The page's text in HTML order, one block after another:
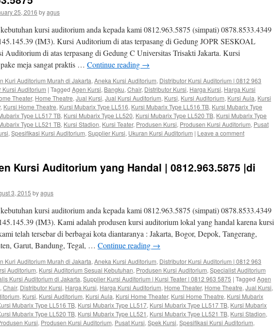
25, 2016 byagus
kursi auditorium anda kepada kami 0812.963.5875 (simpati) 0878.8533.4349
(IM3). Kursi Auditorium di atas terpasang di Gedung JOPR SESKOAL
Auditorium di atas terpasang di Gedung C Universitas Trisakti Jakarta. Kursi
meja sangat praktis … Continue reading →
Kuri Auditorium Murah di Jakarta, Aneka Kursi Auditorium, Distributor Kursi Auditorium | 0812 963
Kursi Auditorium | Tagged Agen Kursi, Bangku, Chair, Distributor Kursi, Harga Kursi, Harga Kursi
Theater, Home Theatre, Jual Kursi, Jual Kursi Auditorium, Kursi, Kursi Auditorium, Kursi Aula, Kursi
, Kursi Home Theatre, Kursi Mubarix Type LL516, Kursi Mubarix Type LL516 TB, Kursi Mubarix Type
Type LL517 TB, Kursi Mubarix Type LL520, Kursi Mubarix Type LL520 TB, Kursi Mubarix Type
Type LL521 TB, Kursi Stadion, Kursi Teater, Produsen Kursi, Produsen Kursi Auditorium, Pusat
, Spesifikasi Kursi Auditorium, Supplier Kursi, Ukuran Kursi Auditorium | Leave a comment
Kursi Auditorium yang Handal | 0812.963.5875 |di
3, 2015 byagus
kursi auditorium anda kepada kami 0812.963.5875 (simpati) 0878.8533.4349
(IM3). Kami adalah produsen kursi auditorium lokal yang handal karena kursi
telah tersebar di berbagai kota diantaranya : Jakarta, Bogor, Depok, Tangerang,
Garut, Bandung, Tegal, … Continue reading →
Kuri Auditorium Murah di Jakarta, Aneka Kursi Auditorium, Distributor Kursi Auditorium | 0812 963
Auditorium, Kursi Auditorium Sesuai Kebutuhan, Produsen Kursi Auditorium, Specialist Auditorium
Kursi Auditorium di Jakarta, Supplier Kursi Auditorium | Kursi Teater | 0812 963 5875 | Tagged Agen
, Chair, Distributor Kursi, Harga Kursi, Harga Kursi Auditorium, Home Theater, Home Theatre, Jual Kursi,
, Kursi, Kursi Auditorium, Kursi Aula, Kursi Home Theater, Kursi Home Theatre, Kursi Mubarix
Mubarix Type LL516 TB, Kursi Mubarix Type LL517, Kursi Mubarix Type LL517 TB, Kursi Mubarix
Mubarix Type LL520 TB, Kursi Mubarix Type LL521 , Kursi Mubarix Type LL521 TB, Kursi Stadion,
Kursi, Produsen Kursi Auditorium, Pusat Kursi, Spek Kursi, Spesifikasi Kursi Auditorium,